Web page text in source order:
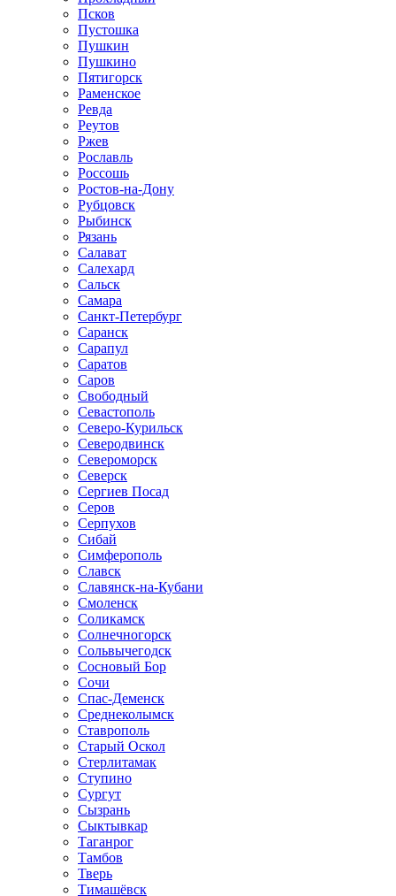
Псков
Пустошка
Пушкин
Пушкино
Пятигорск
Раменское
Ревда
Реутов
Ржев
Рославль
Россошь
Ростов-на-Дону
Рубцовск
Рыбинск
Рязань
Салават
Салехард
Сальск
Самара
Санкт-Петербург
Саранск
Сарапул
Саратов
Саров
Свободный
Севастополь
Северо-Курильск
Северодвинск
Североморск
Северск
Сергиев Посад
Серов
Серпухов
Сибай
Симферополь
Славск
Славянск-на-Кубани
Смоленск
Соликамск
Солнечногорск
Сольвычегодск
Сосновый Бор
Сочи
Спас-Деменск
Среднеколымск
Ставрополь
Старый Оскол
Стерлитамак
Ступино
Сургут
Сызрань
Сыктывкар
Таганрог
Тамбов
Тверь
Тимашёвск